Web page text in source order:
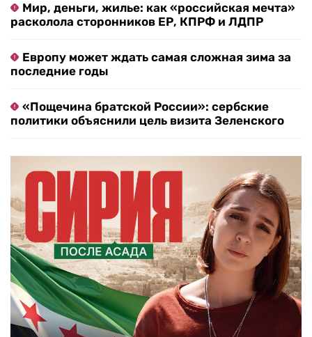
Мир, деньги, жилье: как «российская мечта»
расколола сторонников ЕР, КПРФ и ЛДПР
Европу может ждать самая сложная зима за
последние годы
«Пощечина братской России»: сербские
политики объяснили цель визита Зеленского